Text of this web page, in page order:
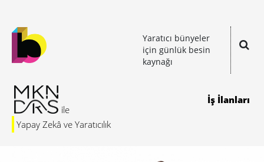
Yaratıcı bünyeler
için günlük besin
kaynağı
Yapay Zekâ ve Yaratıcılık
İş İlanları